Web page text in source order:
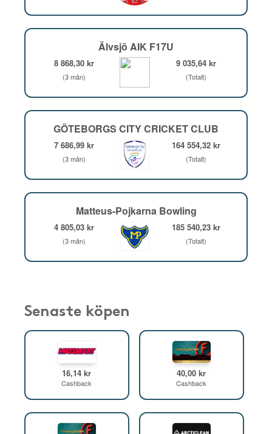
Älvsjö AIK F17U
8 868,30 kr
(3 mån)
9 035,64 kr
(Totalt)
GÖTEBORGS CITY CRICKET CLUB
7 686,99 kr
(3 mån)
164 554,32 kr
(Totalt)
Matteus-Pojkarna Bowling
4 805,03 kr
(3 mån)
185 540,23 kr
(Totalt)
Senaste köpen
16,14 kr
Cashback
40,00 kr
Cashback